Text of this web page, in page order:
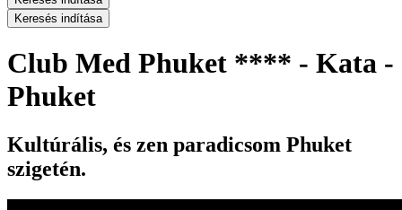
Keresés indítása
Club Med Phuket **** - Kata -
Phuket
Kultúrális, és zen paradicsom Phuket
szigetén.